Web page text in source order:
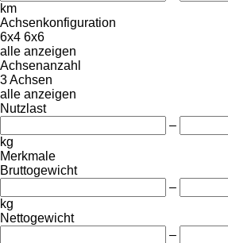
km
Achsenkonfiguration
6x4 6x6
alle anzeigen
Achsenanzahl
3 Achsen
alle anzeigen
Nutzlast
–
kg
Merkmale
Bruttogewicht
–
kg
Nettogewicht
–